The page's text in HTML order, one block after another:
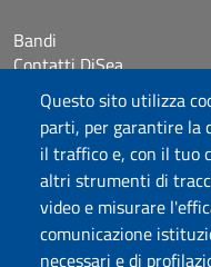
Questo sito utilizza
parti, per garantire la
il traffico e, con il tuo
altri strumenti di
video e misurare
comunicazione
necessari e di
Università degli Studi di
Bandi
Contatti DiSea
Occupazione giornaliera
Prenotazione Sala
Seguici su